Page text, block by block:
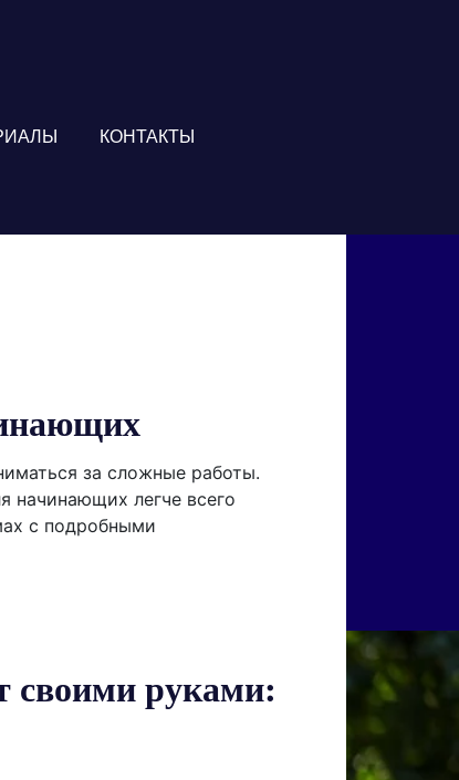
КОНТАКТЫ
за сложные работы.
начинающих легче всего
с подробными
своими руками: